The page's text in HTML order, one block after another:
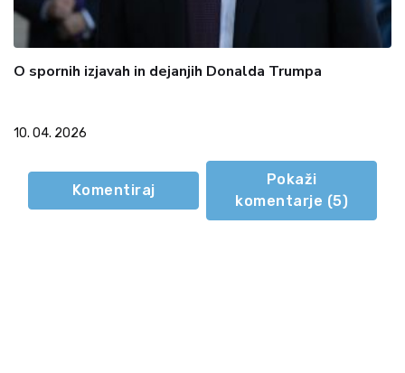
O spornih izjavah in dejanjih Donalda Trumpa
10. 04. 2026
Komentiraj
Pokaži
komentarje (5)